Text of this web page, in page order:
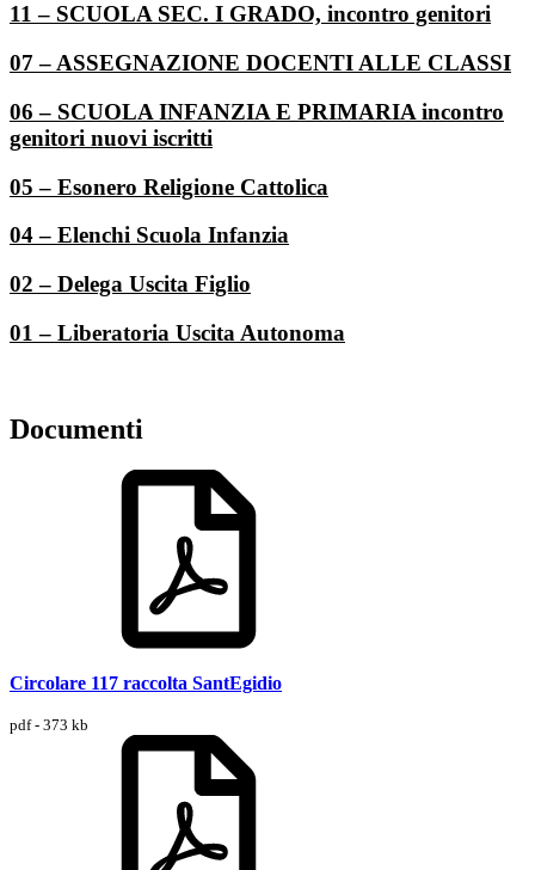
11 – SCUOLA SEC. I GRADO, incontro genitori
07 – ASSEGNAZIONE DOCENTI ALLE CLASSI
06 – SCUOLA INFANZIA E PRIMARIA incontro
genitori nuovi iscritti
05 – Esonero Religione Cattolica
04 – Elenchi Scuola Infanzia
02 – Delega Uscita Figlio
01 – Liberatoria Uscita Autonoma
Documenti
Circolare 117 raccolta SantEgidio
pdf - 373 kb